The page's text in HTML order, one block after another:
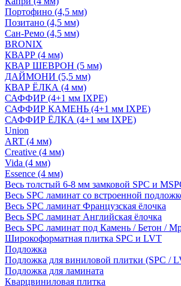
Портофино (4,5 мм)
Позитано (4,5 мм)
Сан-Ремо (4,5 мм)
BRONIX
КВАРР (4 мм)
КВАР ШЕВРОН (5 мм)
ДАЙМОНИ (5,5 мм)
КВАР ЁЛКА (4 мм)
САФФИР (4+1 мм IXPE)
САФФИР КАМЕНЬ (4+1 мм IXPE)
САФФИР ЁЛКА (4+1 мм IXPE)
Union
ART (4 мм)
Creative (4 мм)
Vida (4 мм)
Essence (4 мм)
Весь толстый 6-8 мм замковой SPC и
Весь SPC ламинат со встроенной
Весь SPC ламинат Французская ёлочка
Весь SPC ламинат Английская ёлочка
Весь SPC ламинат под Камень / Бетон /
Широкоформатная плитка SPC и LVT
Подложка
Подложка для виниловой плитки (SPC /
Подложка для ламината
Кварцвиниловая плитка